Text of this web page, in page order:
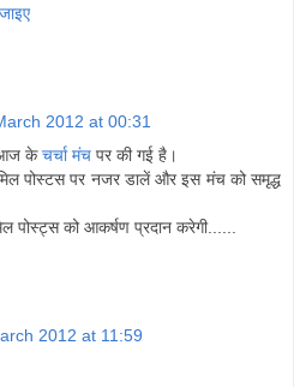
2012 at 00:31
आज केचर्चा मंच पर की गई है।
पोस्टस पर नजर डालें और इस मंच को समृद्ध
पोस्ट्स को आकर्षण प्रदान करेगी......
2012 at 11:59